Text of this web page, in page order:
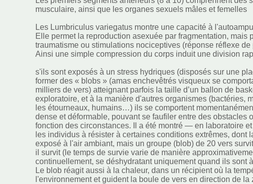
musculaire, ainsi que les organes sexuels mâles et femelles
Les Lumbriculus variegatus montre une capacité à
Elle permet la reproduction asexuée par fragmentation,
traumatisme ou stimulations nociceptives (réponse réflexe
Ainsi une simple compression du corps induit une division
s'ils sont exposés à un stress hydriques (disposés sur une
former des « blobs » (amas enchevêtrés visqueux se
milliers de vers) atteignant parfois la taille d’un ballon de
exploratoire, et à la manière d'autres organismes (bactéries,
les étourneaux, humains…) ils se comportent
dense et déformable, pouvant se faufiler entre des obstacles
fonction des circonstances. Il a été montré — en laboratoire
les individus à résister à certaines conditions extrêmes,
exposé à l'air ambiant, mais un groupe (blob) de 20 vers
il survit (le temps de survie varie de manière
continuellement, se déshydratant uniquement quand ils sont
Le blob réagit aussi à la chaleur, dans un récipient où la
l'environnement et guident la boule de vers en direction de